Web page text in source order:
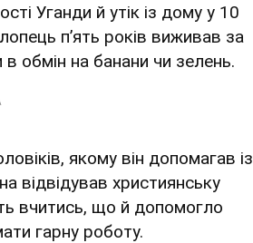
Уганди й утік із дому у 10
п’ять років виживав за
обмін на банани чи зелень.
якому він допомагав із
відвідував християнську
вчитись, що й допомогло
гарну роботу.